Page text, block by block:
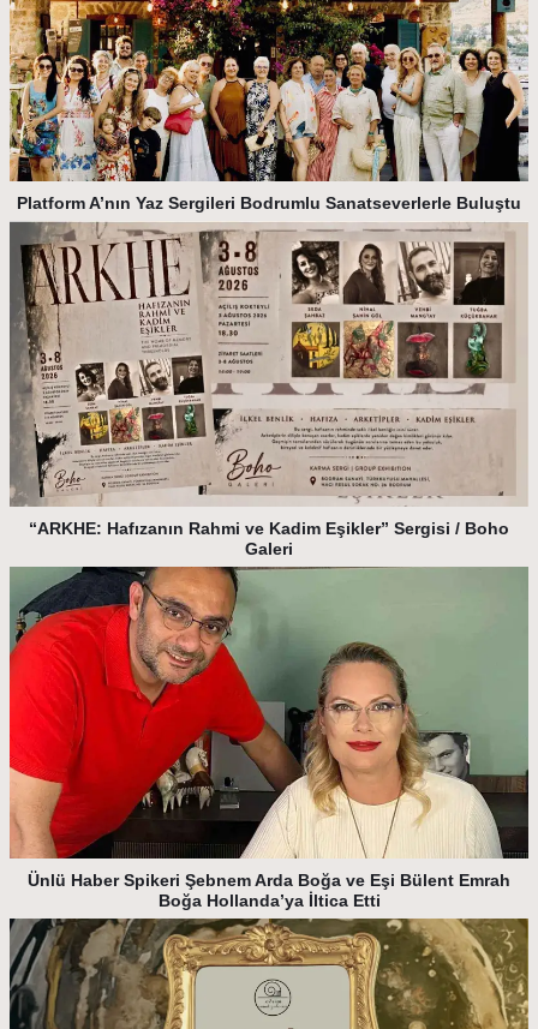
Platform A’nın Yaz Sergileri Bodrumlu Sanatseverlerle Buluştu
“ARKHE: Hafızanın Rahmi ve Kadim Eşikler” Sergisi / Boho
Galeri
Ünlü Haber Spikeri Şebnem Arda Boğa ve Eşi Bülent Emrah
Boğa Hollanda’ya İltica Etti